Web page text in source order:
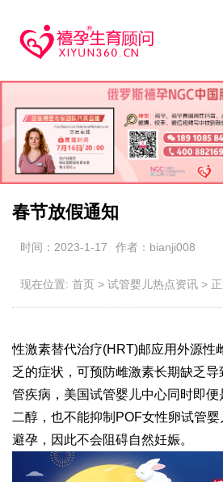
春节放假通知
时间：2023-1-17 作者：bianji008
现在位置: 首页 > 试管婴儿热点资讯 >
性激素替代治疗(HRT)邮应用外源性
乏的症状，可预防雌激素长期缺乏导
管疾病，美国试管婴儿中心同时即
二醇，也不能抑制POF女性卵试管婴
避孕，因此不会阻碍自然妊娠。